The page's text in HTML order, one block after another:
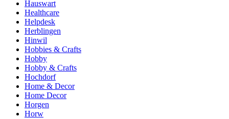
Hauswart
Healthcare
Helpdesk
Herblingen
Hinwil
Hobbies & Crafts
Hobby
Hobby & Crafts
Hochdorf
Home & Decor
Home Decor
Horgen
Horw